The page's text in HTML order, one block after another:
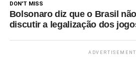
DON'T MISS
Bolsonaro diz que o Brasil
discutir a legalização dos
ADVERTISEMENT